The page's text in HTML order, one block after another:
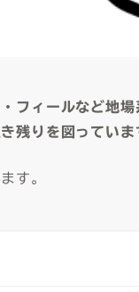
フィールなど地
残りを図っていま
す。